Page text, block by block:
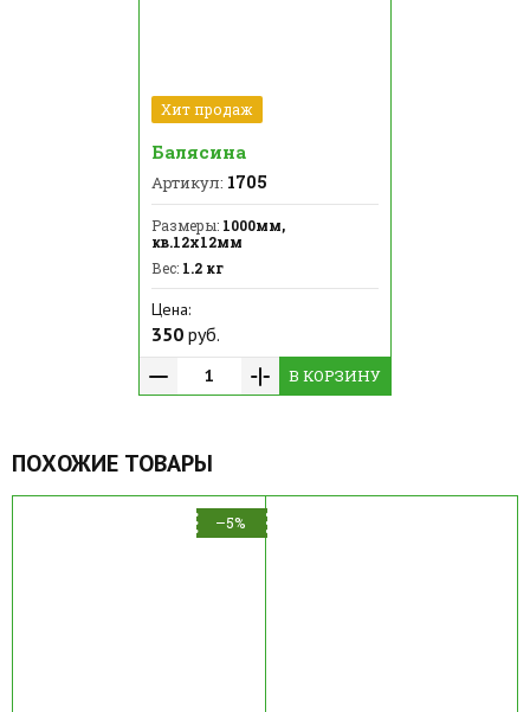
Хит продаж
Балясина
Артикул: 1705
Размеры:1000мм,
кв.12х12мм
Вес:1.2 кг
Цена:
350руб.
В КОРЗИНУ
ПОХОЖИЕ ТОВАРЫ
–5%